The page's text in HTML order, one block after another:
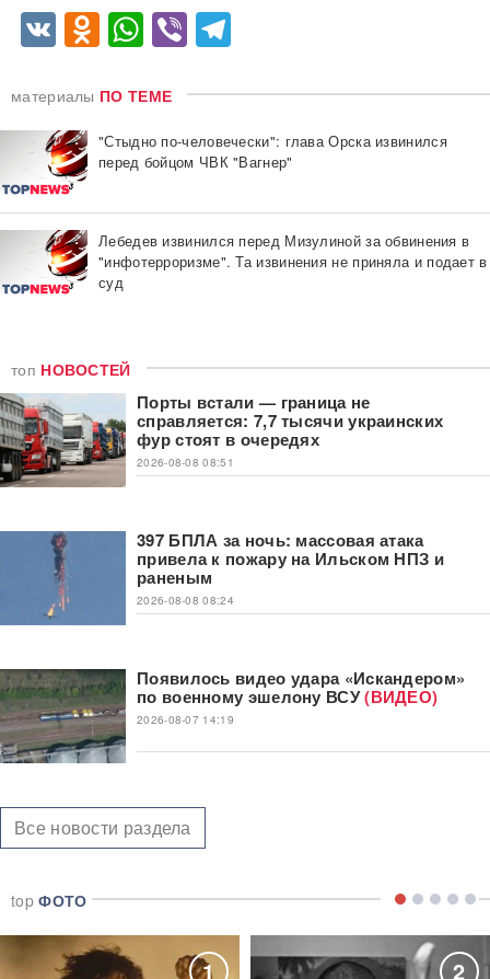
VKOdnoklassniki
WhatsApp
Viber
материалы ПО ТЕМЕ
"Стыдно по-человечески": глава Орска извинился
перед бойцом ЧВК "Вагнер"
Лебедев извинился перед Мизулиной за обвинения в
"инфотерроризме". Та извинения не приняла и подает в
суд
топ НОВОСТЕЙ
Порты встали — граница не
справляется: 7,7 тысячи украинских
фур стоят в очередях
2026-08-08 08:51
397 БПЛА за ночь: массовая атака
привела к пожару на Ильском НПЗ и
раненым
2026-08-08 08:24
Появилось видео удара «Искандером»
по военному эшелону ВСУ(ВИДЕО)
2026-08-07 14:19
Все новости раздела
topФОТО
1 2